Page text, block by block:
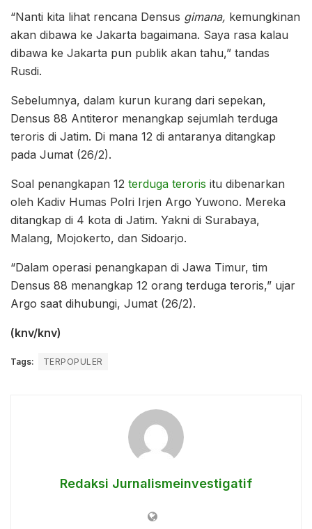
“Nanti kita lihat rencana Densus gimana, kemungkinan
akan dibawa ke Jakarta bagaimana. Saya rasa kalau
dibawa ke Jakarta pun publik akan tahu,” tandas
Rusdi.
Sebelumnya, dalam kurun kurang dari sepekan,
Densus 88 Antiteror menangkap sejumlah terduga
teroris di Jatim. Di mana 12 di antaranya ditangkap
pada Jumat (26/2).
Soal penangkapan 12 terduga teroris itu dibenarkan
oleh Kadiv Humas Polri Irjen Argo Yuwono. Mereka
ditangkap di 4 kota di Jatim. Yakni di Surabaya,
Malang, Mojokerto, dan Sidoarjo.
“Dalam operasi penangkapan di Jawa Timur, tim
Densus 88 menangkap 12 orang terduga teroris,” ujar
Argo saat dihubungi, Jumat (26/2).
(knv/knv)
Tags: TERPOPULER
Redaksi Jurnalismeinvestigatif